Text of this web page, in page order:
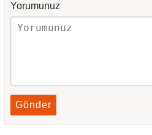
Yorumunuz
Gönder